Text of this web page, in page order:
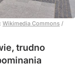
Wikimedia Commons /
trudno